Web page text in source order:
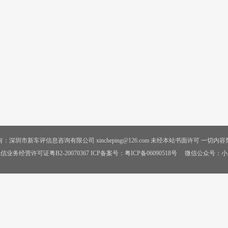
：深圳市新车评信息咨询有限公司 xincheping@126.com 未经本站书面许可 一切内容
业务经营许可证粤B2-20070367 ICP备案号： 粤ICP备06090518号 微信公众号：小